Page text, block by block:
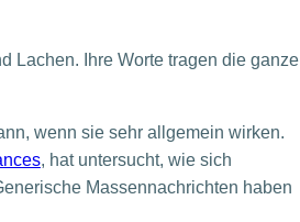
Lachen. Ihre Worte tragen die ganze
wenn sie sehr allgemein wirken.
, hat untersucht, wie sich
Massennachrichten haben